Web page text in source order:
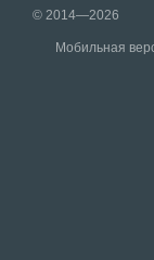
© 2014—2026
Мобильная